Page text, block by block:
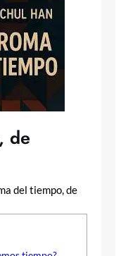
de
del tiempo, de